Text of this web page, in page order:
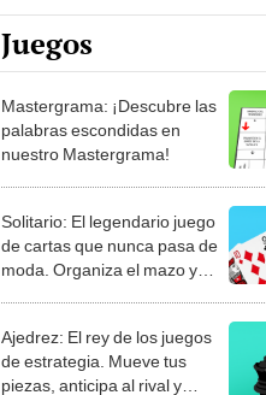
Juegos
Mastergrama: ¡Descubre las
palabras escondidas en
nuestro Mastergrama!
Solitario: El legendario juego
de cartas que nunca pasa de
moda. Organiza el mazo y
Ajedrez: El rey de los juegos
de estrategia. Mueve tus
piezas, anticipa al rival y